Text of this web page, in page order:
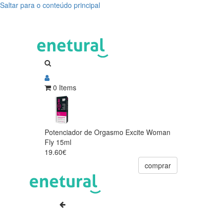
Saltar para o conteúdo principal
0 Items
Potenciador de Orgasmo Excite Woman
Fly 15ml
19.60€
comprar